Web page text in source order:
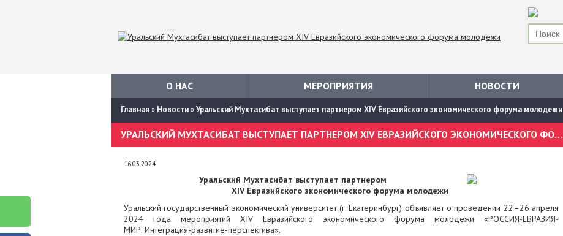
О НАС МЕРОПРИЯТИЯ НОВОСТИ
Главная » Новости»Уральский Мухтасибат выступает партнером XIV Евразийского экономического форума молодежи
УРАЛЬСКИЙ МУХТАСИБАТ ВЫСТУПАЕТ ПАРТНЕРОМ XIV ЕВРАЗИЙСКОГО ЭКОНОМИЧЕСКОГО ФОРУМА МОЛОДЕЖИ
16.03.2024
Уральский Мухтасибат выступает партнером
XIV Евразийского экономического форума молодежи
Уральский государственный экономический университет (г. Екатеринбург) объявляет о проведении 22–26 апреля
2024 года мероприятий XIV Евразийского экономического форума молодежи «РОССИЯ-ЕВРАЗИЯ-
МИР. Интеграция-развитие-перспектива».